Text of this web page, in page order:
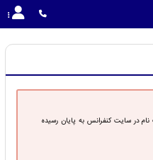
در سایت کنفرانس به پایان رسیده